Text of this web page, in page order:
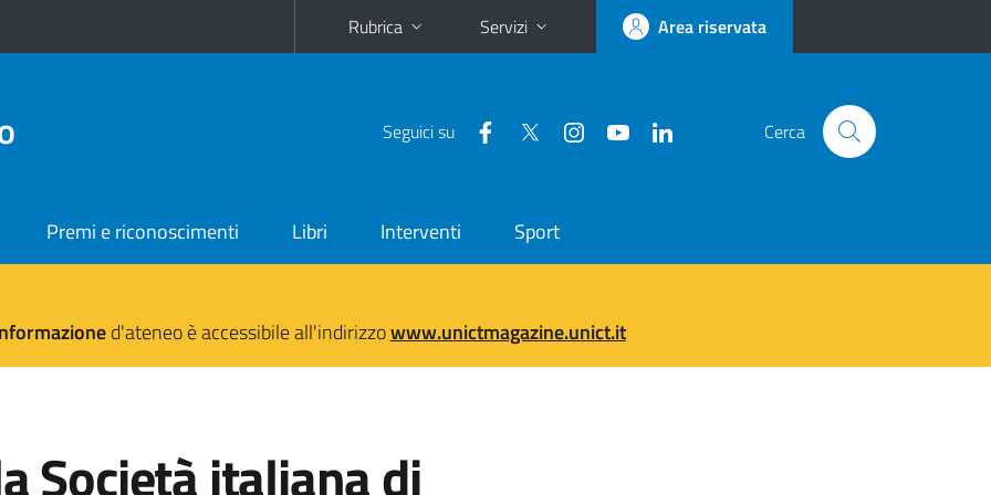
Rubrica Servizi Area riservata
Seguici su Cerca
Premi e riconoscimenti Libri Interventi Sport
d'ateneo è accessibile all'indirizzowww.unictmagazine.unict.it
Società italiana di